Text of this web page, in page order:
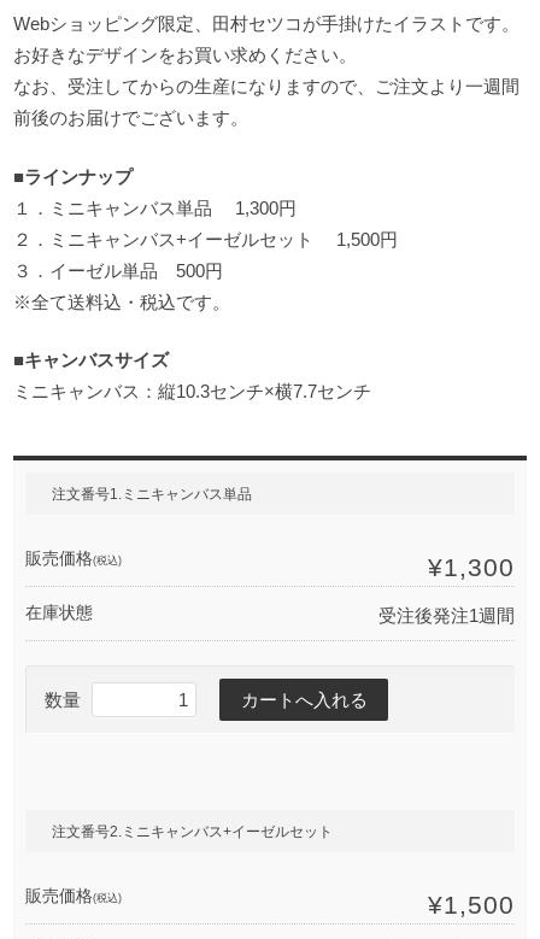
Webショッピング限定、田村セツコが手掛けたイラストです。
お好きなデザインをお買い求めください。
なお、受注してからの生産になりますので、ご注文より一週間
前後のお届けでございます。
■ラインナップ
１．ミニキャンバス単品 1,300円
２．ミニキャンバス+イーゼルセット 1,500円
３．イーゼル単品 500円
※全て送料込・税込です。
■キャンバスサイズ
ミニキャンバス：縦10.3センチ×横7.7センチ
注文番号1.ミニキャンバス単品
販売価格(税込) ¥1,300
在庫状態 受注後発注1週間
数量
注文番号2.ミニキャンバス+イーゼルセット
販売価格(税込) ¥1,500